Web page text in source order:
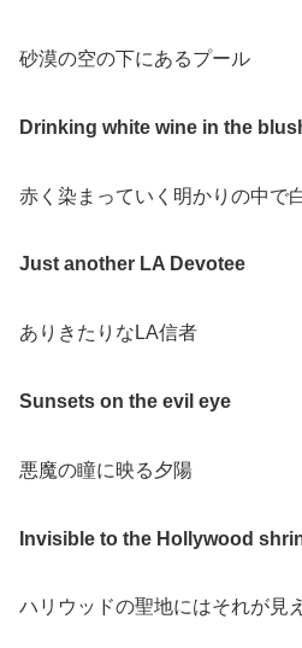
砂漠の空の下にあるプール
Drinking white wine in the
赤く染まっていく明かりの中で
Just another LA Devotee
ありきたりなLA信者
Sunsets on the evil eye
悪魔の瞳に映る夕陽
Invisible to the Hollywood
ハリウッドの聖地にはそれが見